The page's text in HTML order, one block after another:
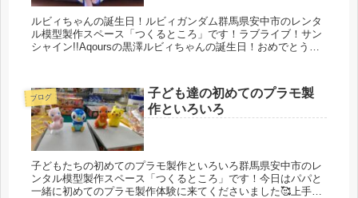
ルビィちゃんの誕生日！ルビィガンダム群馬県安中市のレンタ
ル模型製作スペース「つくるところ」です！ラブライブ！サン
シャイン!!Aqoursの黒澤ルビィちゃんの誕生日！おめでとう！
ブログ
子ども達の初めてのプラモ製
作といろいろ
子どもたちの初めてのプラモ製作といろいろ群馬県安中市のレ
ンタル模型製作スペース「つくるところ」です！今日はパパと
一緒に初めてのプラモ製作体験に来てくださいました🥰上手に